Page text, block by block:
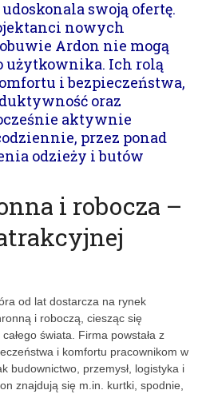
swoją ofertę.
nowych
Ardon nie mogą
użytkownika. Ich rolą
i bezpieczeństwa,
oraz
aktywnie
przez ponad
odzieży i butów
i robocza –
od lat dostarcza na rynek
i roboczą, ciesząc się
świata. Firma powstała z
i komfortu pracownikom w
budownictwo, przemysł, logistyka i
znajdują się m.in. kurtki, spodnie,